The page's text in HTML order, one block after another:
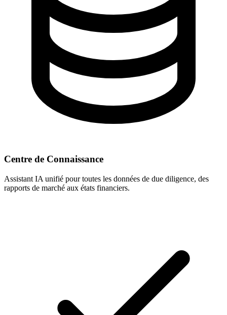
Centre de Connaissance
Assistant IA unifié pour toutes les données de due diligence, des
rapports de marché aux états financiers.